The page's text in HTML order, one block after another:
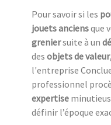
Pour savoir si les
jouets anciensque
greniersuite à un
des objets de valeur
l'entreprise
professionnel
expertise
définir l’époque